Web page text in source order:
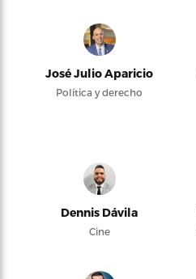
José Julio Aparicio
Política y derecho
Dennis Dávila
Cine